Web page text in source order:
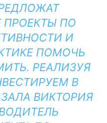
ПРОЕКТЫ ПО
И
ПОМОЧЬ
РЕАЛИЗУЯ
В
ВИКТОРИЯ